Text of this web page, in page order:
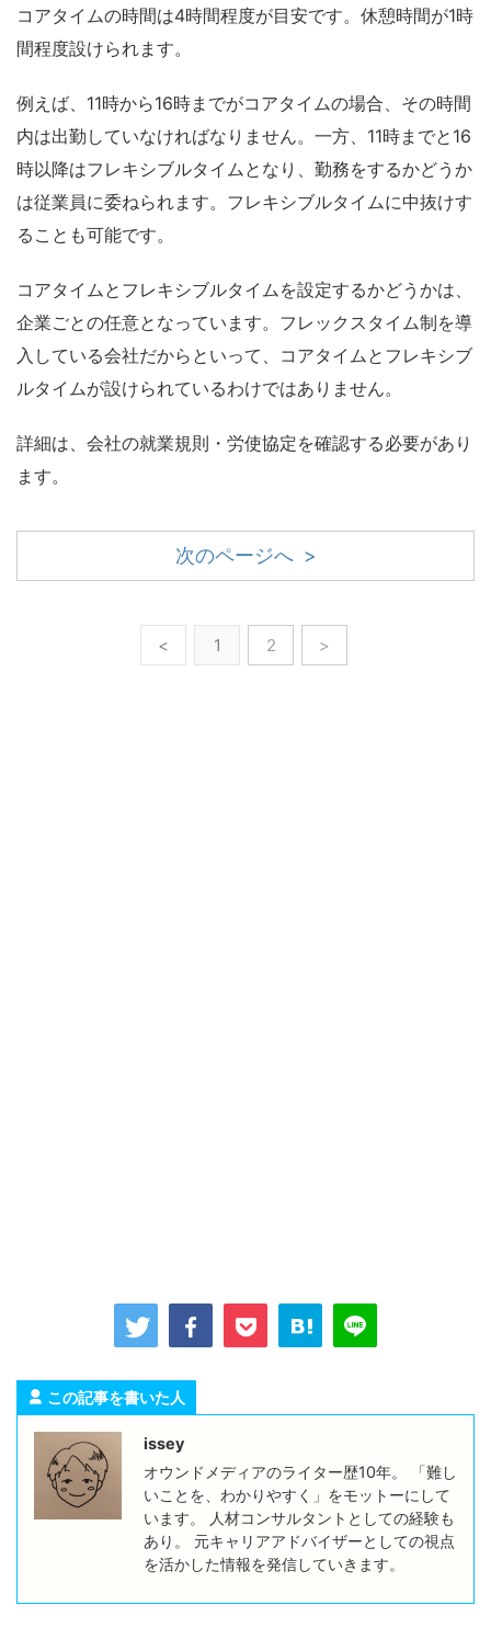
コアタイムの時間は4時間程度が目安です。休憩時間が1時
間程度設けられます。
例えば、11時から16時までがコアタイムの場合、その時間
内は出勤していなければなりません。一方、11時までと16
時以降はフレキシブルタイムとなり、勤務をするかどうか
は従業員に委ねられます。フレキシブルタイムに中抜けす
ることも可能です。
コアタイムとフレキシブルタイムを設定するかどうかは、
企業ごとの任意となっています。フレックスタイム制を導
入している会社だからといって、コアタイムとフレキシブ
ルタイムが設けられているわけではありません。
詳細は、会社の就業規則・労使協定を確認する必要があり
ます。
次のページへ >
< 1 2 >
この記事を書いた人
issey
オウンドメディアのライター歴10年。 「難し
いことを、わかりやすく」をモットーにして
います。 人材コンサルタントとしての経験も
あり。 元キャリアアドバイザーとしての視点
を活かした情報を発信していきます。